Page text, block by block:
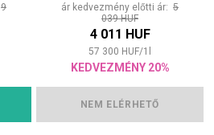
9
ár kedvezmény előtti ár: 5
039 HUF
4 011 HUF
57 300 HUF/1
KEDVEZMÉNY 20%
NEM ELÉRHETŐ